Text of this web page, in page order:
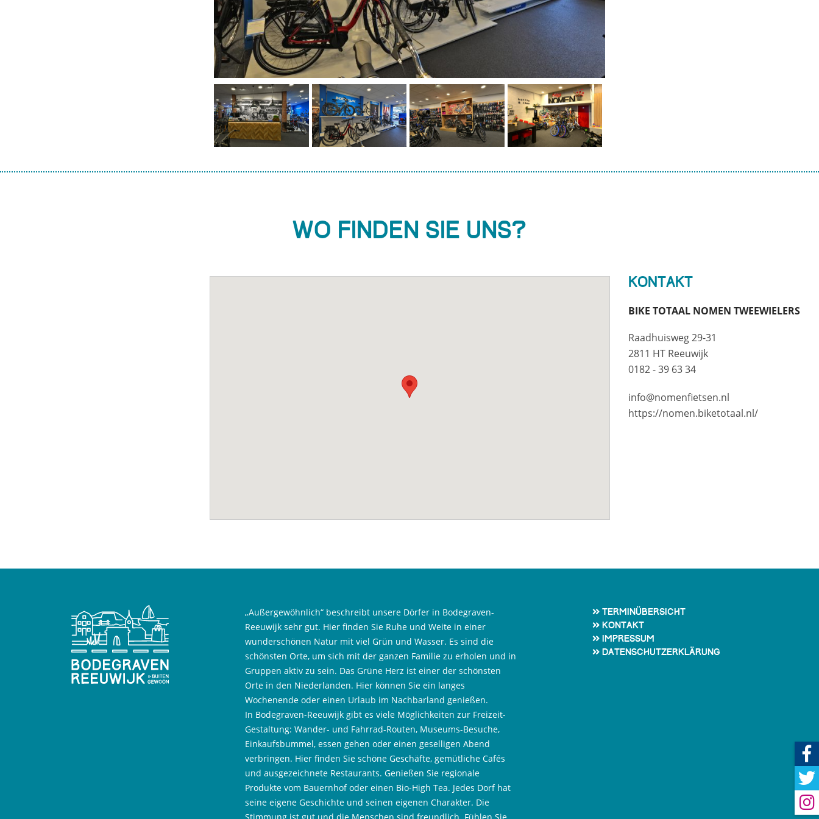
Wo finden Sie uns?
Kontakt
BIKE TOTAAL NOMEN TWEEWIELERS
Raadhuisweg 29-31
2811 HT Reeuwijk
0182 - 39 63 34
info@nomenfietsen.nl
https://nomen.biketotaal.nl/
„Außergewöhnlich“ beschreibt unsere Dörfer in Bodegraven-
Reeuwijk sehr gut. Hier finden Sie Ruhe und Weite in einer
wunderschönen Natur mit viel Grün und Wasser. Es sind die
schönsten Orte, um sich mit der ganzen Familie zu erholen und in
Gruppen aktiv zu sein. Das Grüne Herz ist einer der schönsten
Orte in den Niederlanden. Hier können Sie ein langes
Wochenende oder einen Urlaub im Nachbarland genießen.
In Bodegraven-Reeuwijk gibt es viele Möglichkeiten zur Freizeit-
Gestaltung: Wander- und Fahrrad-Routen, Museums-Besuche,
Einkaufsbummel, essen gehen oder einen geselligen Abend
verbringen. Hier finden Sie schöne Geschäfte, gemütliche Cafés
und ausgezeichnete Restaurants. Genießen Sie regionale
Produkte vom Bauernhof oder einen Bio-High Tea. Jedes Dorf hat
seine eigene Geschichte und seinen eigenen Charakter. Die
Stimmung ist gut und die Menschen sind freundlich. Fühlen Sie
Terminübersicht
Kontakt
Impressum
Datenschutzerklärung